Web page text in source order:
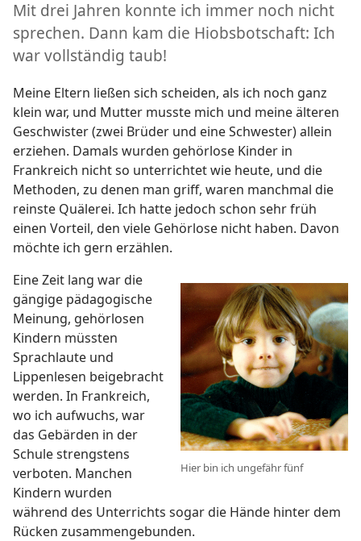
Mit drei Jahren konnte ich immer noch nicht
sprechen. Dann kam die Hiobsbotschaft: Ich
war vollständig taub!
Meine Eltern ließen sich scheiden, als ich noch ganz
klein war, und Mutter musste mich und meine älteren
Geschwister (zwei Brüder und eine Schwester) allein
erziehen. Damals wurden gehörlose Kinder in
Frankreich nicht so unterrichtet wie heute, und die
Methoden, zu denen man griff, waren manchmal die
reinste Quälerei. Ich hatte jedoch schon sehr früh
einen Vorteil, den viele Gehörlose nicht haben. Davon
möchte ich gern erzählen.
Hier bin ich ungefähr fünf
Eine Zeit lang war die
gängige pädagogische
Meinung, gehörlosen
Kindern müssten
Sprachlaute und
Lippenlesen beigebracht
werden. In Frankreich,
wo ich aufwuchs, war
das Gebärden in der
Schule strengstens
verboten. Manchen
Kindern wurden
während des Unterrichts sogar die Hände hinter dem
Rücken zusammengebunden.